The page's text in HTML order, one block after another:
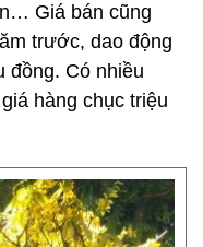
Giá bán cũng
trước, dao động
đồng. Có nhiều
hàng chục triệu